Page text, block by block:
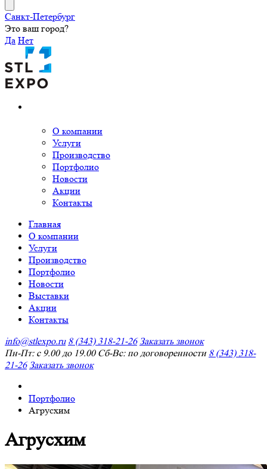
Санкт-Петербург
Это ваш город?
Да Нет
О компании
Услуги
Производство
Портфолио
Новости
Акции
Контакты
Главная
О компании
Услуги
Производство
Портфолио
Новости
Выставки
Акции
Контакты
info@stlexpo.ru 8 (343) 318-21-26 Заказать звонок
Пн-Пт: с 9.00 до 19.00 Сб-Вс: по договоренности 8 (343) 318-
21-26 Заказать звонок
Портфолио
Агрусхим
Агрусхим